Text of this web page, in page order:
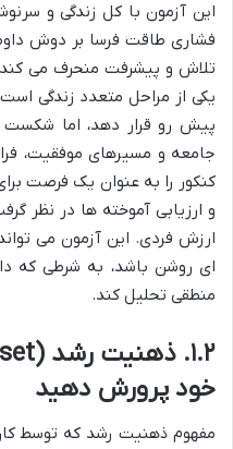
این آزمون با کل زندگی و
فشاری طاقت فرسا بر دوش
تلاش و پیشرفت منحرف می
یکی از مراحل متعدد زندگی
پیش رو قرار دهد، اما
جامعه و مسیرهای موفقیت،
کنکور را به عنوان یک فرصت
و ارزیابی آموخته ها در نظر
ارزش فردی. این آزمون می
ای روشن باشد، به شرطی که
منطقی تحلیل کند.
خود پرورش دهید
مفهوم ذهنیت رشد که توسط